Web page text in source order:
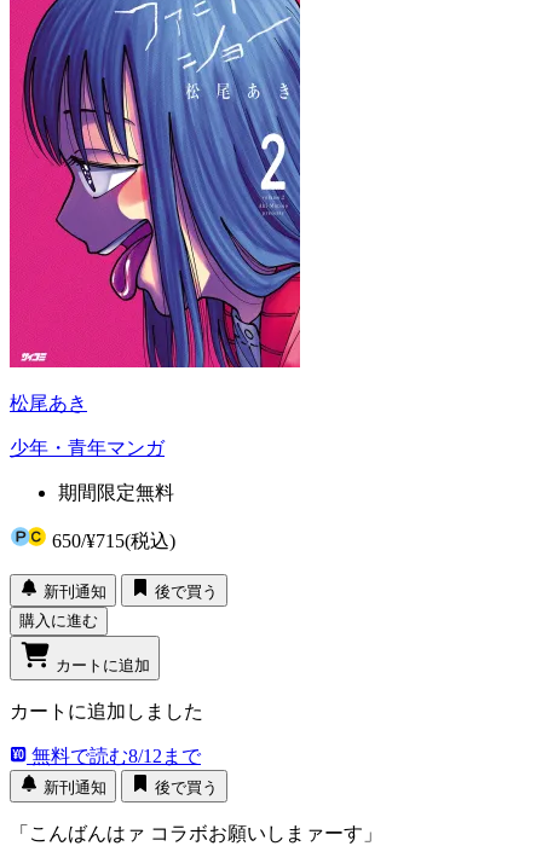
松尾あき
少年・青年マンガ
期間限定無料
650/¥715(税込)
新刊通知
後で買う
購入に進む
カートに追加
カートに追加しました
無料で読む8/12まで
新刊通知 後で買う
「こんばんはァ コラボお願いしまァーす」